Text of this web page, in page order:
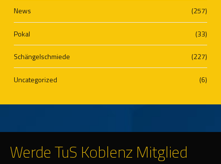
News (257)
Pokal (33)
Schängelschmiede (227)
Uncategorized (6)
Werde TuS Koblenz Mitglied